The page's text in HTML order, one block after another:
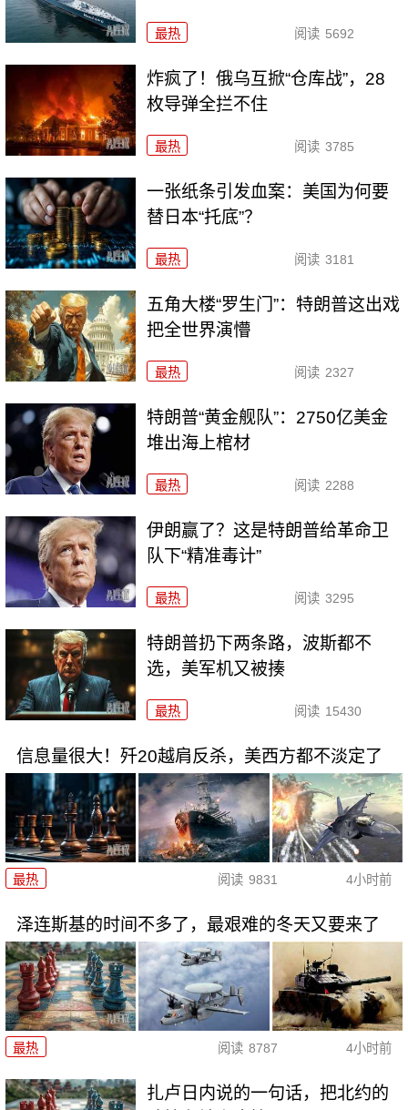
最热 阅读 5692
炸疯了！俄乌互掀“仓库战”，28
枚导弹全拦不住
最热 阅读 3785
一张纸条引发血案：美国为何要
替日本“托底”？
最热 阅读 3181
五角大楼“罗生门”：特朗普这出戏
把全世界演懵
最热 阅读 2327
特朗普“黄金舰队”：2750亿美金
堆出海上棺材
最热 阅读 2288
伊朗赢了？这是特朗普给革命卫
队下“精准毒计”
最热 阅读 3295
特朗普扔下两条路，波斯都不
选，美军机又被揍
最热 阅读 15430
信息量很大！歼20越肩反杀，美西方都不淡定了
最热 阅读 9831 4小时前
泽连斯基的时间不多了，最艰难的冬天又要来了
最热 阅读 8787 4小时前
扎卢日内说的一句话，把北约的